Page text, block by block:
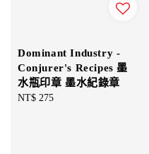
Dominant Industry -
Conjurer's Recipes 墨
水瓶印章 墨水紀錄章
Regular
NT$ 275